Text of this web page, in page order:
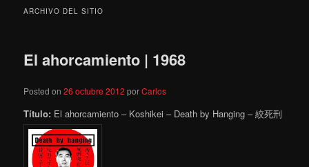
ARCHIVO DEL SITIO
El ahorcamiento | 1968
Posted on26 octubre 2012 porCarlos
Título: El ahorcamiento – Koshikei – Death by Hanging – 絞死刑